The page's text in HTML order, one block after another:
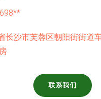
长沙市芙蓉区朝阳街街道
联系我们